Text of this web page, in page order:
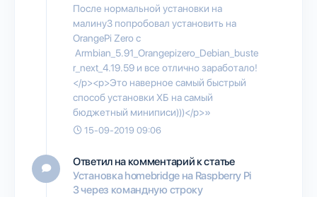
После нормальной установки на
малину3 попробовал установить на
OrangePi Zero с
Armbian_5.91_Orangepizero_Debian_buste
r_next_4.19.59 и все отлично заработало!
</p><p>Это наверное самый быстрый
способ установки ХБ на самый
бюджетный миниписи)))</p>»
15-09-2019 09:06
Ответил на комментарий к статье
Установка homebridge на Raspberry Pi
3 через командную строку